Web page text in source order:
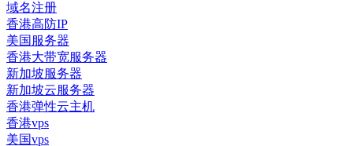
域名注册
香港高防IP
美国服务器
香港大带宽服务器
新加坡服务器
新加坡云服务器
香港弹性云主机
香港vps
美国vps